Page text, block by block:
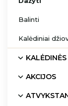
Balinti
Kalėdiniai
AKCIJOS